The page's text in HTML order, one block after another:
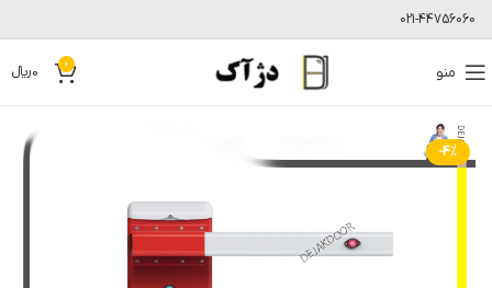
021-44756060
منو 0
0﷼
-4%